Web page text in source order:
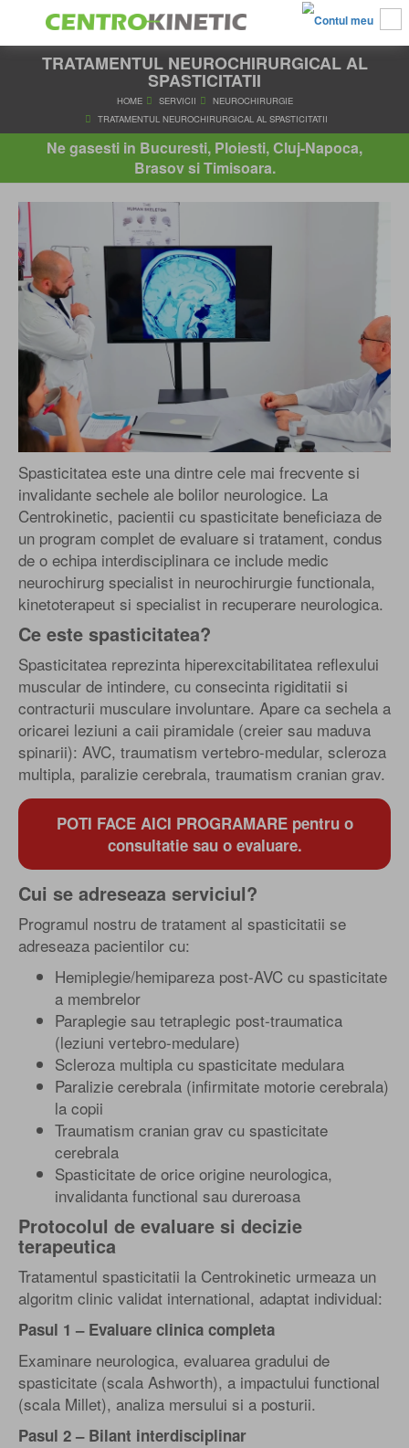
TRATAMENTUL NEUROCHIRURGICAL AL
SPASTICITATII
HOME SERVICII
NEUROCHIRURGIE
TRATAMENTUL NEUROCHIRURGICAL AL SPASTICITATII
Ne gasesti in Bucuresti, Ploiesti, Cluj-Napoca,
Brasov si Timisoara.
Spasticitatea este una dintre cele mai frecvente si
invalidante sechele ale bolilor neurologice. La
Centrokinetic, pacientii cu spasticitate beneficiaza de
un program complet de evaluare si tratament, condus
de o echipa interdisciplinara ce include medic
neurochirurg specialist in neurochirurgie functionala,
kinetoterapeut si specialist in recuperare neurologica.
Ce este spasticitatea?
Spasticitatea reprezinta hiperexcitabilitatea reflexului
muscular de intindere, cu consecinta rigiditatii si
contracturii musculare involuntare. Apare ca sechela a
oricarei leziuni a caii piramidale (creier sau maduva
spinarii): AVC, traumatism vertebro-medular, scleroza
multipla, paralizie cerebrala, traumatism cranian grav.
POTI FACE AICI PROGRAMARE pentru o
consultatie sau o evaluare.
Cui se adreseaza serviciul?
Programul nostru de tratament al spasticitatii se
adreseaza pacientilor cu:
Hemiplegie/hemipareza post-AVC cu spasticitate
a membrelor
Paraplegie sau tetraplegic post-traumatica
(leziuni vertebro-medulare)
Scleroza multipla cu spasticitate medulara
Paralizie cerebrala (infirmitate motorie cerebrala)
la copii
Traumatism cranian grav cu spasticitate
cerebrala
Spasticitate de orice origine neurologica,
invalidanta functional sau dureroasa
Protocolul de evaluare si decizie
terapeutica
Tratamentul spasticitatii la Centrokinetic urmeaza un
algoritm clinic validat international, adaptat individual:
Pasul 1 – Evaluare clinica completa
Examinare neurologica, evaluarea gradului de
spasticitate (scala Ashworth), a impactului functional
(scala Millet), analiza mersului si a posturii.
Pasul 2 – Bilant interdisciplinar